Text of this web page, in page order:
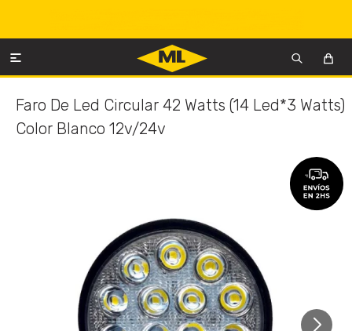

Faro De Led Circular 42 Watts (14 Led*3 Watts)
Color Blanco 12v/24v